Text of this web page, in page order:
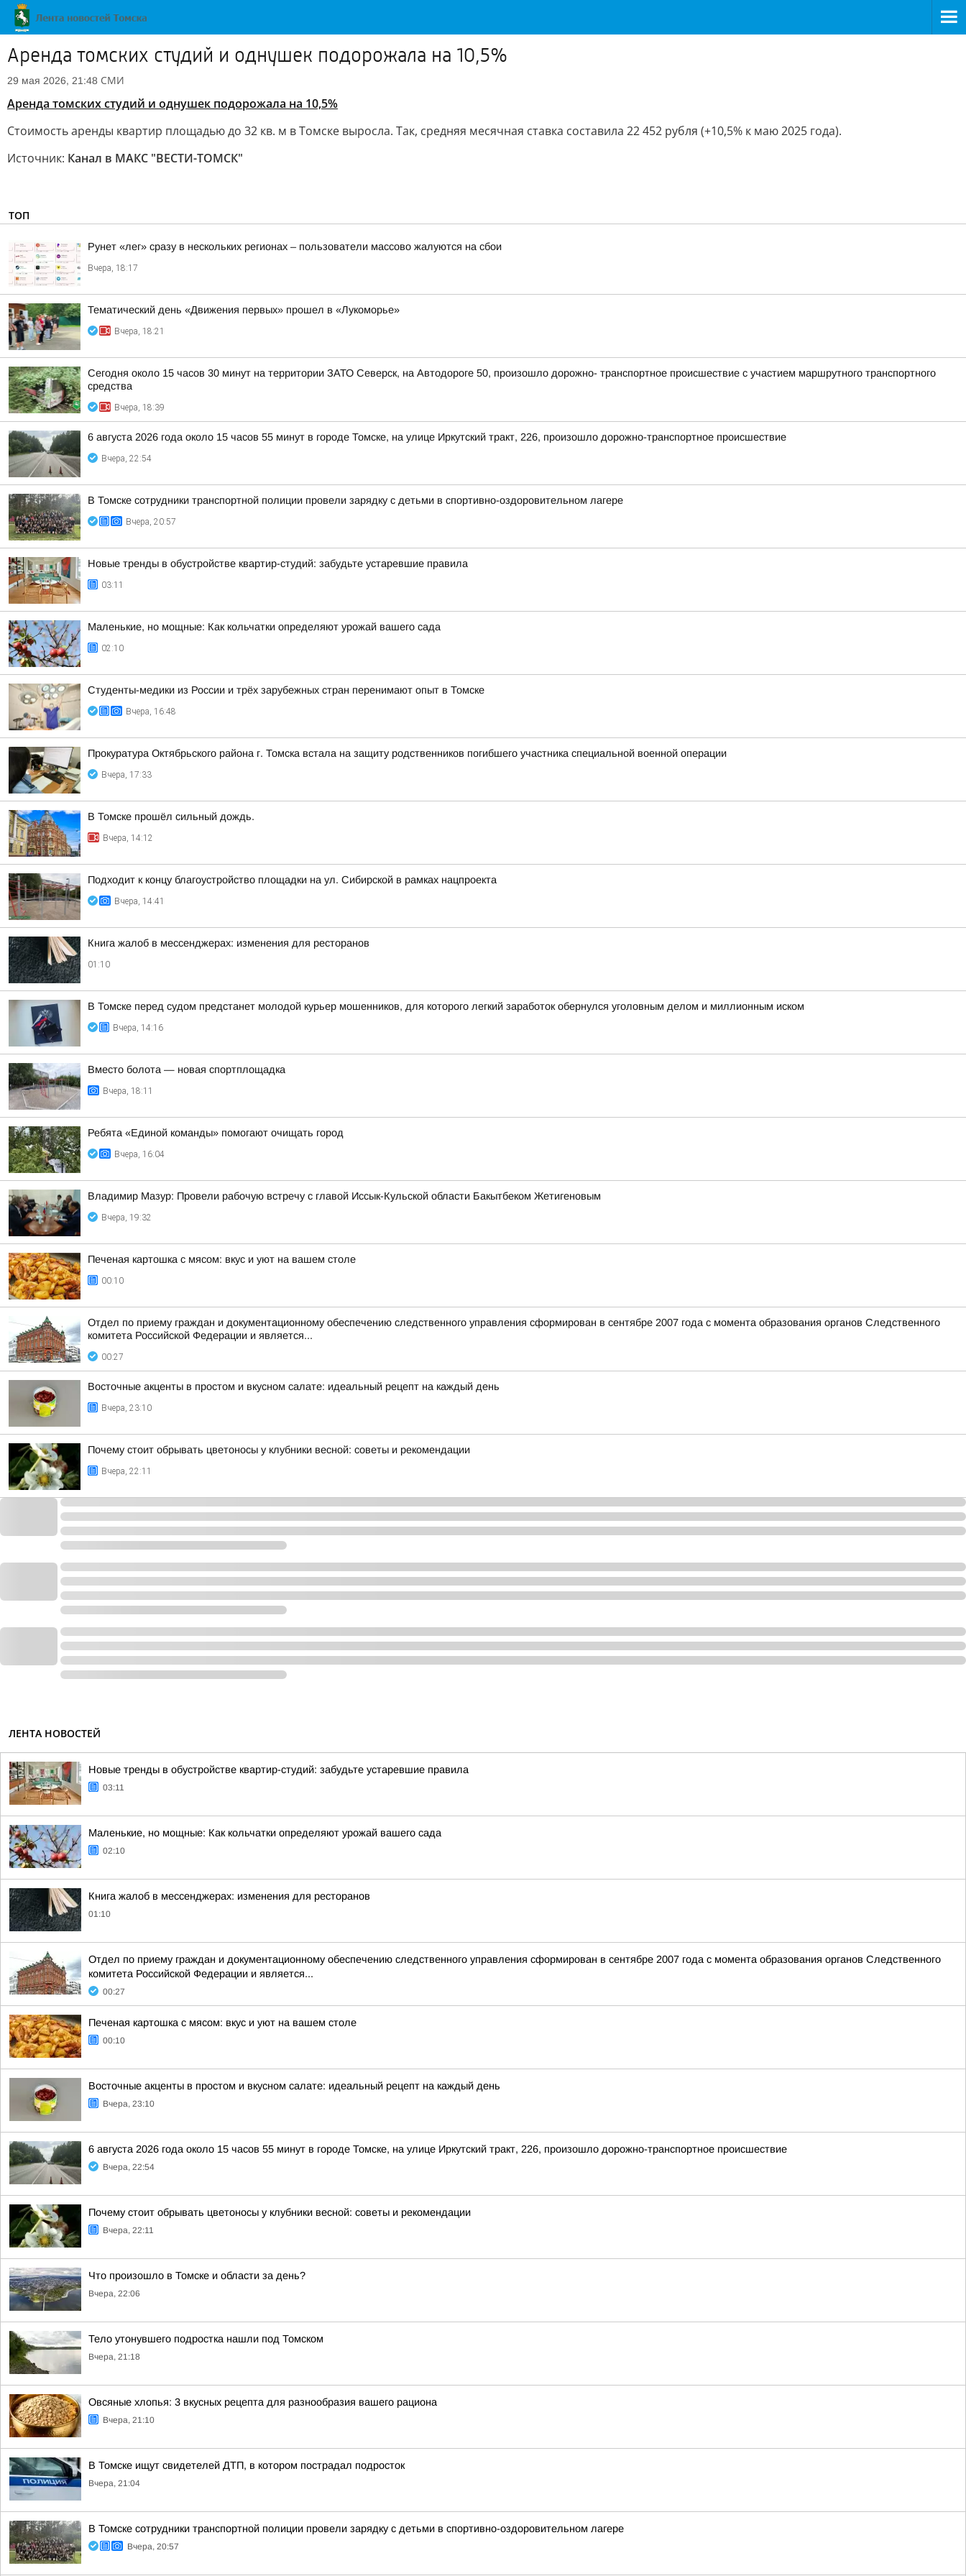
Аренда томских студий и однушек подорожала на 10,5%
29 мая 2026, 21:48 СМИ
Аренда томских студий и однушек подорожала на 10,5%
Стоимость аренды квартир площадью до 32 кв. м в Томске выросла. Так, средняя месячная ставка составила 22 452 рубля (+10,5% к маю 2025 года).
Источник: Канал в МАКС "ВЕСТИ-ТОМСК"
ТОП
Рунет «лег» сразу в нескольких регионах – пользователи массово жалуются на сбои
Вчера, 18:17
Тематический день «Движения первых» прошел в «Лукоморье»
Вчера, 18:21
Сегодня около 15 часов 30 минут на территории ЗАТО Северск, на Автодороге 50, произошло дорожно- транспортное происшествие с участием маршрутного транспортного
средства
Вчера, 18:39
6 августа 2026 года около 15 часов 55 минут в городе Томске, на улице Иркутский тракт, 226, произошло дорожно-транспортное происшествие
Вчера, 22:54
В Томске сотрудники транспортной полиции провели зарядку с детьми в спортивно-оздоровительном лагере
Вчера, 20:57
Новые тренды в обустройстве квартир-студий: забудьте устаревшие правила
03:11
Маленькие, но мощные: Как кольчатки определяют урожай вашего сада
02:10
Студенты-медики из России и трёх зарубежных стран перенимают опыт в Томске
Вчера, 16:48
Прокуратура Октябрьского района г. Томска встала на защиту родственников погибшего участника специальной военной операции
Вчера, 17:33
В Томске прошёл сильный дождь.
Вчера, 14:12
Подходит к концу благоустройство площадки на ул. Сибирской в рамках нацпроекта
Вчера, 14:41
Книга жалоб в мессенджерах: изменения для ресторанов
01:10
В Томске перед судом предстанет молодой курьер мошенников, для которого легкий заработок обернулся уголовным делом и миллионным иском
Вчера, 14:16
Вместо болота — новая спортплощадка
Вчера, 18:11
Ребята «Единой команды» помогают очищать город
Вчера, 16:04
Владимир Мазур: Провели рабочую встречу с главой Иссык-Кульской области Бакытбеком Жетигеновым
Вчера, 19:32
Печеная картошка с мясом: вкус и уют на вашем столе
00:10
Отдел по приему граждан и документационному обеспечению следственного управления сформирован в сентябре 2007 года с момента образования органов Следственного
комитета Российской Федерации и является...
00:27
Восточные акценты в простом и вкусном салате: идеальный рецепт на каждый день
Вчера, 23:10
Почему стоит обрывать цветоносы у клубники весной: советы и рекомендации
Вчера, 22:11
ЛЕНТА НОВОСТЕЙ
Новые тренды в обустройстве квартир-студий: забудьте устаревшие правила
03:11
Маленькие, но мощные: Как кольчатки определяют урожай вашего сада
02:10
Книга жалоб в мессенджерах: изменения для ресторанов
01:10
Отдел по приему граждан и документационному обеспечению следственного управления сформирован в сентябре 2007 года с момента образования органов Следственного
комитета Российской Федерации и является...
00:27
Печеная картошка с мясом: вкус и уют на вашем столе
00:10
Восточные акценты в простом и вкусном салате: идеальный рецепт на каждый день
Вчера, 23:10
6 августа 2026 года около 15 часов 55 минут в городе Томске, на улице Иркутский тракт, 226, произошло дорожно-транспортное происшествие
Вчера, 22:54
Почему стоит обрывать цветоносы у клубники весной: советы и рекомендации
Вчера, 22:11
Что произошло в Томске и области за день?
Вчера, 22:06
Тело утонувшего подростка нашли под Томском
Вчера, 21:18
Овсяные хлопья: 3 вкусных рецепта для разнообразия вашего рациона
Вчера, 21:10
В Томске ищут свидетелей ДТП, в котором пострадал подросток
Вчера, 21:04
В Томске сотрудники транспортной полиции провели зарядку с детьми в спортивно-оздоровительном лагере
Вчера, 20:57